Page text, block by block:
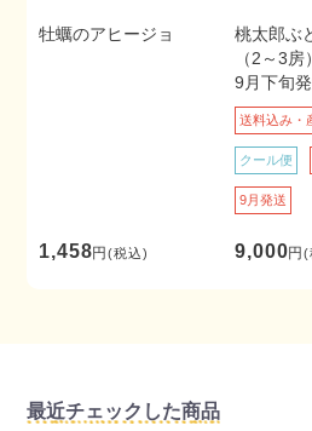
牡蠣のアヒージョ
1,458円(税込)
桃太郎ぶ
（2～3
9月下旬発
送料込み・
クール便
9月発送
9,000円(
最近チェックした商品